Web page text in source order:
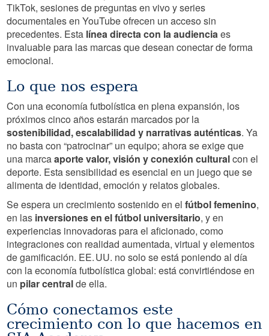
TikTok, sesiones de preguntas en vivo y series
documentales en YouTube ofrecen un acceso sin
precedentes. Esta línea directa con la audienciaes
invaluable para las marcas que desean conectar de forma
emocional.
Lo que nos espera
Con una economía futbolística en plena expansión, los
próximos cinco años estarán marcados por la
sostenibilidad, escalabilidad y narrativas auténticas. Ya
no basta con “patrocinar” un equipo; ahora se exige que
una marcaaporte valor, visión y conexión culturalcon el
deporte. Esta sensibilidad es esencial en un juego que se
alimenta de identidad, emoción y relatos globales.
Se espera un crecimiento sostenido en elfútbol femenino,
en las inversiones en el fútbol universitario, y en
experiencias innovadoras para el aficionado, como
integraciones con realidad aumentada, virtual y elementos
de gamificación. EE. UU. no solo se está poniendo al día
con la economía futbolística global: está convirtiéndose en
un pilar centralde ella.
Cómo conectamos este
crecimiento con lo que hacemos en